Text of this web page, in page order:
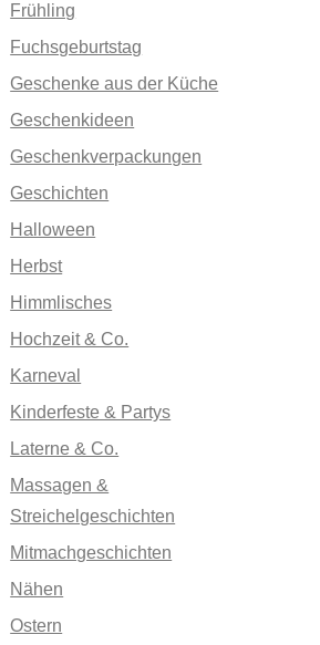
Frühling
Fuchsgeburtstag
Geschenke aus der Küche
Geschenkideen
Geschenkverpackungen
Geschichten
Halloween
Herbst
Himmlisches
Hochzeit & Co.
Karneval
Kinderfeste & Partys
Laterne & Co.
Massagen &
Streichelgeschichten
Mitmachgeschichten
Nähen
Ostern